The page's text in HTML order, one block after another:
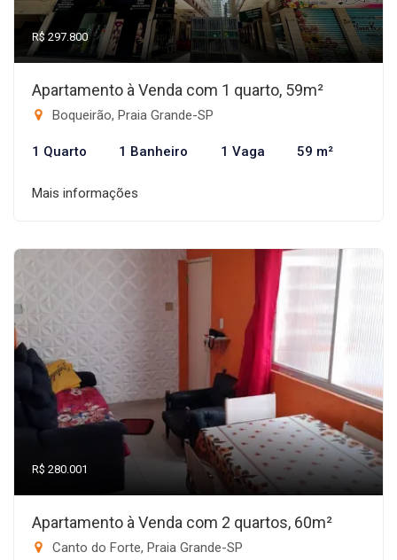
R$ 297.800
Apartamento à Venda com 1 quarto, 59m²
Boqueirão, Praia Grande-SP
1 Quarto 1 Banheiro 1 Vaga 59 m²
Mais informações
R$ 280.001
Apartamento à Venda com 2 quartos, 60m²
Canto do Forte, Praia Grande-SP